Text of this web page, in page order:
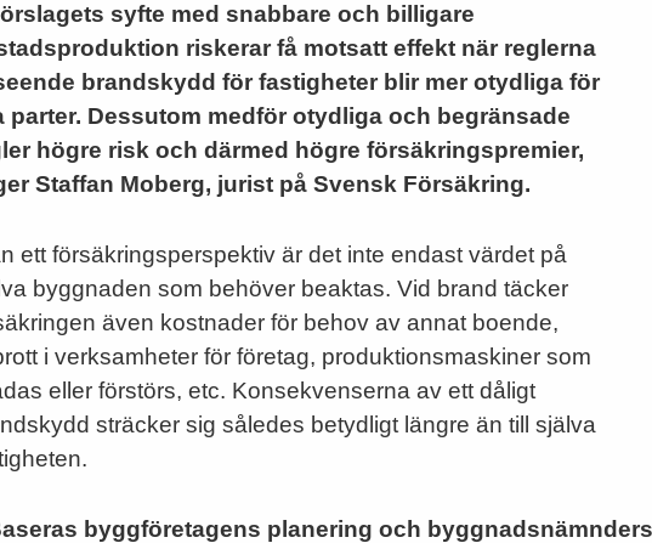
syfte med snabbare och billigare
riskerar få motsatt effekt när reglerna
brandskydd för fastigheter blir mer otydliga för
parter. Dessutom medför otydliga och begränsade
högre risk och därmed högre försäkringspremier,
Staffan Moberg, jurist på Svensk Försäkring.
ett försäkringsperspektiv är det inte endast värdet på
byggnaden som behöver beaktas. Vid brand täcker
även kostnader för behov av annat boende,
i verksamheter för företag, produktionsmaskiner som
eller förstörs, etc. Konsekvenserna av ett dåligt
sträcker sig således betydligt längre än till själva
byggföretagens planering och